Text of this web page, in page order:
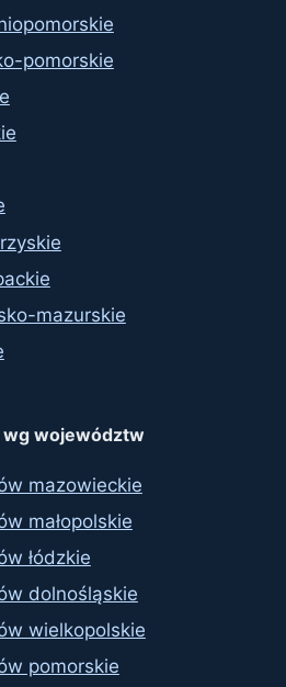
pomorskie
mazurskie
wg województw
mazowieckie
małopolskie
łódzkie
dolnośląskie
wielkopolskie
pomorskie